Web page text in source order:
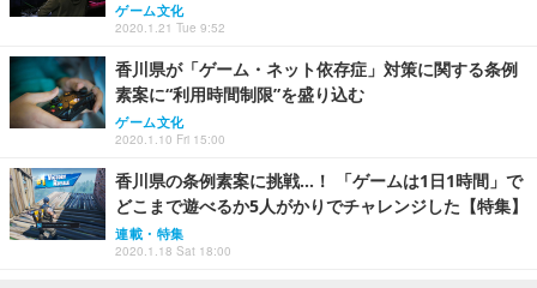
ゲーム文化
2020.1.21 Tue 9:52
香川県が「ゲーム・ネット依存症」対策に関する条例
素案に“利用時間制限”を盛り込む
ゲーム文化
2020.1.10 Fri 15:00
香川県の条例素案に挑戦…！ 「ゲームは1日1時間」で
どこまで遊べるか5人がかりでチャレンジした【特集】
連載・特集
2020.1.18 Sat 18:00